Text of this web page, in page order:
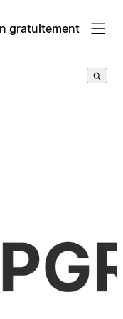
gratuitement